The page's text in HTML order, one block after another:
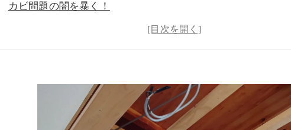
カビ問題の闇を暴く！
偽りと対峙！
工務店に立ち向かう勇気